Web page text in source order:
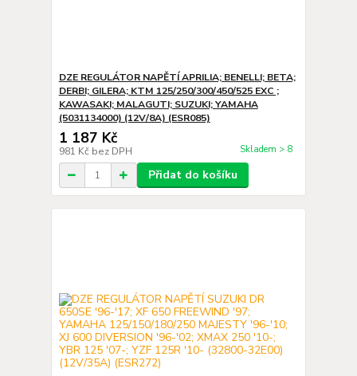
DZE REGULÁTOR NAPĚTÍ APRILIA; BENELLI; BETA;
DERBI; GILERA; KTM 125/250/300/450/525 EXC ;
KAWASAKI; MALAGUTI; SUZUKI; YAMAHA
(5031134000) (12V/8A) (ESR085)
1 187 Kč
981 Kč bez DPH Skladem > 8
Přidat do košíku